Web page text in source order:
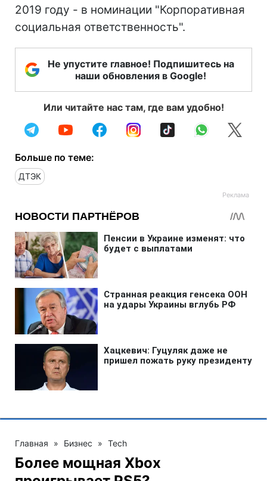
2019 году - в номинации "Корпоративная
социальная ответственность".
Не упустите главное! Подпишитесь на
наши обновления в Google!
Или читайте нас там, где вам удобно!
Больше по теме:
ДТЭК
Главная » Бизнес » Tech
Более мощная Xbox